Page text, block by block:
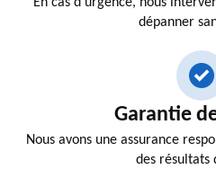
dépanner
Garantie
Nous avons une assurance
des résultats